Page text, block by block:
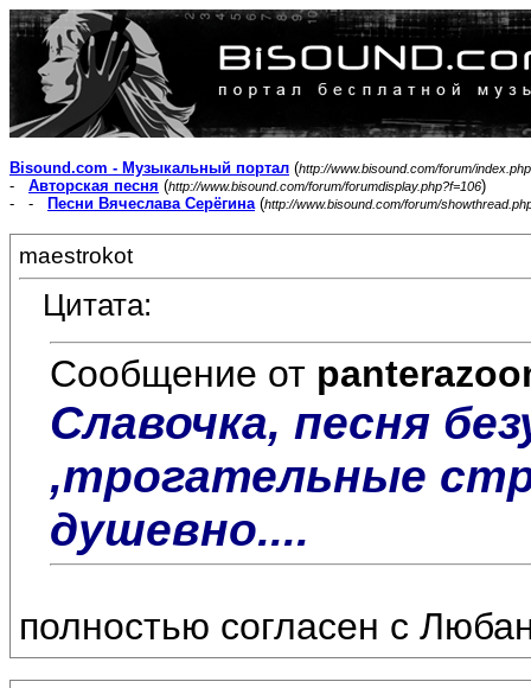
Bisound.com - Музыкальный портал (http://www.bisound.com/forum/index.php
- Авторская песня (http://www.bisound.com/forum/forumdisplay.php?f=106)
- -
Песни Вячеслава Серёгина(http://www.bisound.com/forum/
maestrokot
Цитата:
Сообщение от
Славочка, песня
,трогательные
душевно....
полностью согласен с